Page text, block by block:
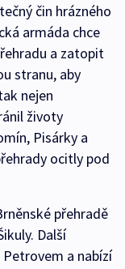
čin hrázného
armáda chce
a zatopit
stranu, aby
nejen
životy
Pisárky a
ocitly pod
přehradě
Další
a nabízí